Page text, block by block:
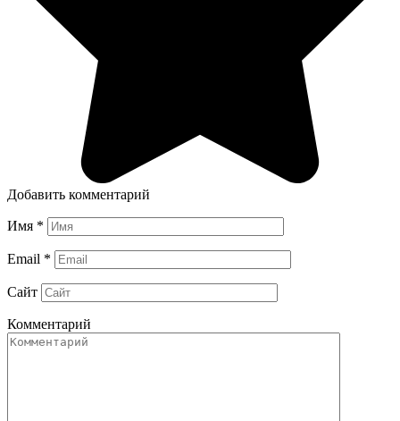
Добавить комментарий
Имя *
Email *
Сайт
Комментарий